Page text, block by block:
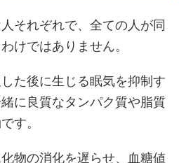
それぞれで、全ての人が同
けではありません。
た後に生じる眠気を抑制す
に良質なタンパク質や脂質
す。
物の消化を遅らせ、血糖値